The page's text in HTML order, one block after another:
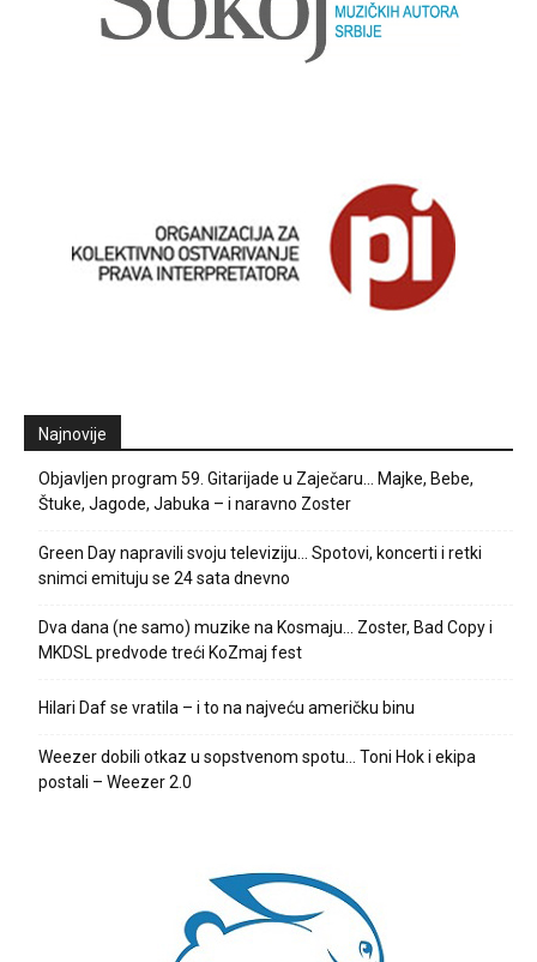
Najnovije
Objavljen program 59. Gitarijade u Zaječaru… Majke, Bebe,
Štuke, Jagode, Jabuka – i naravno Zoster
Green Day napravili svoju televiziju… Spotovi, koncerti i retki
snimci emituju se 24 sata dnevno
Dva dana (ne samo) muzike na Kosmaju… Zoster, Bad Copy i
MKDSL predvode treći KoZmaj fest
Hilari Daf se vratila – i to na najveću američku binu
Weezer dobili otkaz u sopstvenom spotu… Toni Hok i ekipa
postali – Weezer 2.0